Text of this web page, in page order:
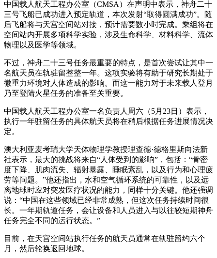
中国载人航天工程办公室（CMSA）在声明中表示，神舟二十
三号飞船已成功进入预定轨道，本次发射“取得圆满成功”。随
后飞船将与天宫空间站对接，预计需要数小时完成。乘组将在
空间站内开展多项科学实验，涉及生命科学、材料科学、流体
物理以及医学等领域。
不过，神舟二十三号任务最重要的特点，是首次尝试让其中一
名航天员在轨驻留整整一年。这项实验将有助于研究长期处于
微重力环境对人体造成的影响。而这一能力对于未来载人登月
乃至登陆火星任务的准备至关重要。
中国载人航天工程办公室一名负责人周六（5月23日）表示，
执行一年驻留任务的具体航天员将在稍后根据任务进展情况决
定。
澳大利亚麦考瑞大学天体物理学教授理查德·德格里斯向法新
社表示，最大的挑战将来自“人体受到的影响”，包括：“骨密
度下降、肌肉流失、辐射暴露、睡眠紊乱，以及行为和心理疲
劳等问题。”他还指出，水和空气循环系统的可靠性，以及远
离地球时应对突发医疗状况的能力，同样十分关键。他还强调
说：“中国在这些领域已经非常成熟，但这次任务持续时间很
长。一年期轨道任务，会让设备和人员进入与以往较短期神舟
任务完全不同的运行状态。”
目前，在天宫空间站执行任务的航天员通常在轨驻留约六个
月，然后轮换返回地球。